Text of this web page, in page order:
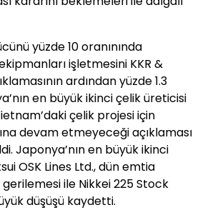
yüzde 10 oranınında
işletmesini KKR &
ardından yüzde 1.3
en büyük ikinci çelik üreticisi
çelik projesi için
devam etmeyeceği açıklaması
Japonya’nın en büyük ikinci
OSK Lines Ltd., dün emtia
gerilemesi ile Nikkei 225 Stock
düşüşü kaydetti.